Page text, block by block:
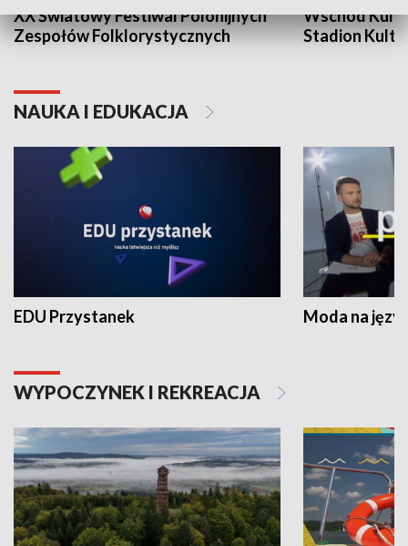
XX Światowy Festiwal Polonijnych
Zespołów Folklorystycznych
Wschód
Stadion
NAUKA I EDUKACJA
EDU Przystanek Moda na
WYPOCZYNEK I REKREACJA